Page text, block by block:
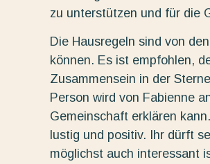
zu unterstützen und für die
Die Hausregeln sind von
können. Es ist empfohlen,
Zusammensein in der
Person wird von Fabienne
Gemeinschaft erklären
lustig und positiv. Ihr dürft
möglichst auch interessant